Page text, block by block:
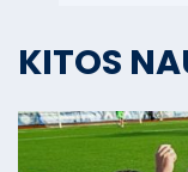
KITOS